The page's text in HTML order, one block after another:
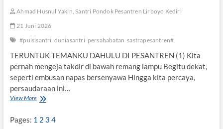
Ahmad Husnul Yakin, Santri Pondok Pesantren Lirboyo Kediri
21 Juni 2026
#puisisantri duniasantri persahabatan sastrapesantren#
TERUNTUK TEMANKU DAHULU DI PESANTREN (1) Kita
pernah mengeja takdir di bawah remang lampu Begitu dekat,
seperti embusan napas bersenyawa Hingga kita percaya,
persaudaraan ini…
View MoreT
U
Pages: 1 2 3 4